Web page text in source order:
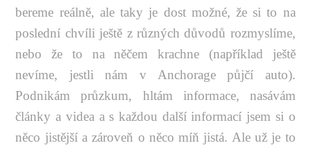
bereme reálně, ale taky je dost možné, že si to na
poslední chvíli ještě z různých důvodů rozmyslíme,
nebo že to na něčem krachne (například ještě
nevíme, jestli nám v Anchorage půjčí auto).
Podnikám průzkum, hltám informace, nasávám
články a videa a s každou další informací jsem si o
něco jistější a zároveň o něco míň jistá. Ale už je to